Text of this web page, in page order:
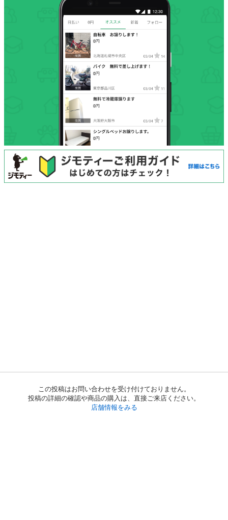
この投稿はお問い合わせを受け付けておりません。
投稿の詳細の確認や商品の購入は、直接ご来店ください。
店舗情報をみる